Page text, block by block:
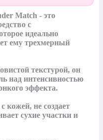
Match - это
с
идеально
ему трехмерный
текстурой, он
над интенсивностью
эффекта.
кожей, не создает
сухие участки и